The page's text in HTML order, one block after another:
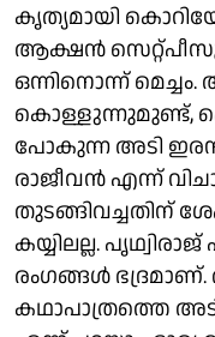
കൃത്യമായി
ആക്ഷൻ
ഒന്നിനൊന്ന്
കൊള്ളുന്നുമുണ്ട്,
പോകുന്ന അടി
രാജീവൻ എന്ന്
തുടങ്ങിവച്ചതിന്
കയ്യിലല്ല.
രംഗങ്ങൾ
കഥാപാത്രത്തെ